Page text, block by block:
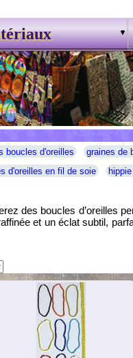
boucles d'oreilles graines de
d'oreilles en fil de soie
des boucles d’oreilles
et un éclat subtil,